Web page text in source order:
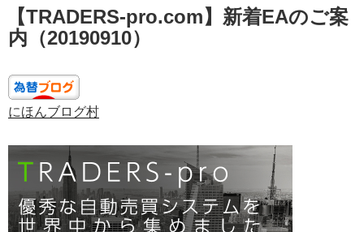
日:
【TRADERS-pro.com】新着EAのご案
内（20190910）
にほんブログ村